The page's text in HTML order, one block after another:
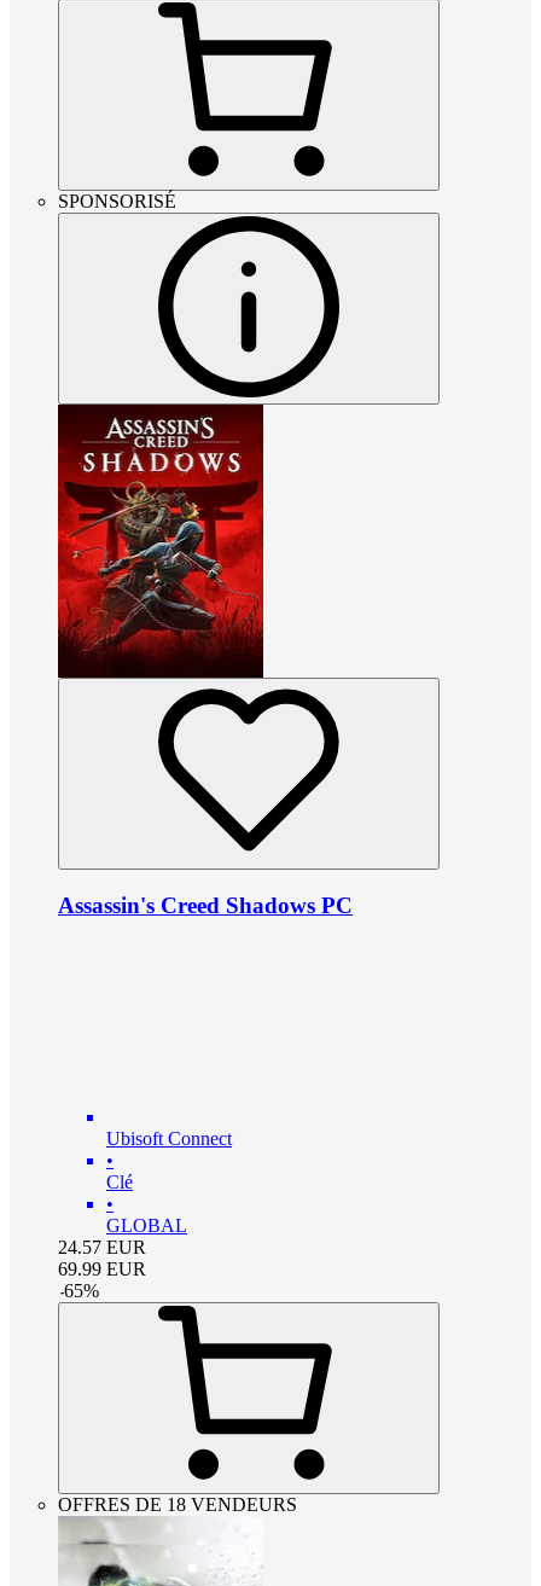
SPONSORISÉ
Assassin's Creed Shadows PC
Ubisoft Connect
•
Clé
•
GLOBAL
24.57 EUR
69.99 EUR
-65%
OFFRES DE 18 VENDEURS